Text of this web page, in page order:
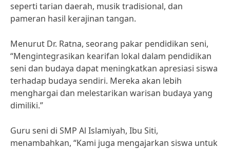
seperti tarian daerah, musik tradisional, dan
pameran hasil kerajinan tangan.
Menurut Dr. Ratna, seorang pakar pendidikan seni,
“Mengintegrasikan kearifan lokal dalam pendidikan
seni dan budaya dapat meningkatkan apresiasi siswa
terhadap budaya sendiri. Mereka akan lebih
menghargai dan melestarikan warisan budaya yang
dimiliki.”
Guru seni di SMP Al Islamiyah, Ibu Siti,
menambahkan, “Kami juga mengajarkan siswa untuk